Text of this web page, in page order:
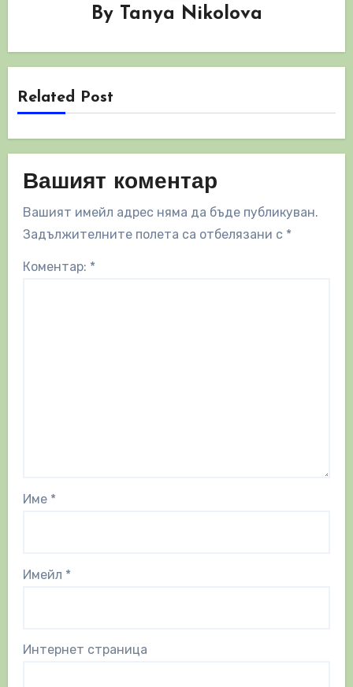
By Tanya Nikolova
Related Post
Вашият коментар
Вашият имейл адрес няма да бъде публикуван.
Задължителните полета са отбелязани с *
Коментар: *
Име *
Имейл *
Интернет страница